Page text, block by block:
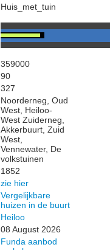
Huis_met_tuin
359000
90
327
Noorderneg, Oud
West, Heiloo-
West Zuiderneg,
Akkerbuurt, Zuid
West,
Vennewater, De
volkstuinen
1852
zie hier
Vergelijkbare
huizen in de buurt
Heiloo
08 August 2026
Funda aanbod